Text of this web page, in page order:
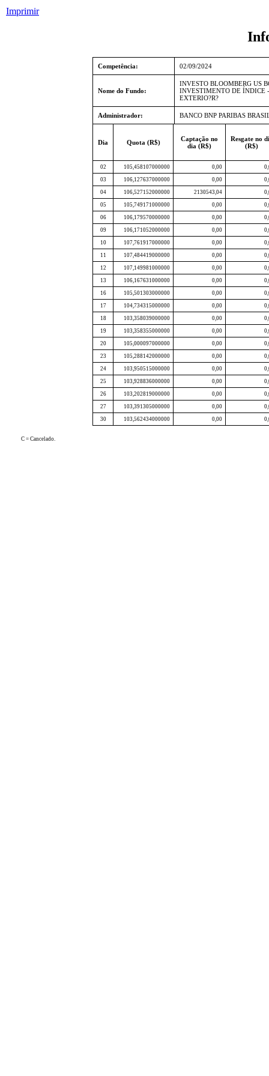
Imprimir
Competência: 02/09/2024
Nome do Fundo:
INVESTO BLOOMBERG US
INVESTIMENTO DE ÍNDICE
EXTERIO?R?
Administrador: BANCO BNP PARIBAS
Dia Quota (R$)
Captação no
dia (R$)
Resgate no
(R$)
02 105,458107000000 0,00
03 106,127637000000 0,00
04 106,527152000000 2130543,04
05 105,749171000000 0,00
06 106,179570000000 0,00
09 106,171052000000 0,00
10 107,761917000000 0,00
11 107,484419000000 0,00
12 107,149981000000 0,00
13 106,167631000000 0,00
16 105,501303000000 0,00
17 104,734315000000 0,00
18 103,358039000000 0,00
19 103,358355000000 0,00
20 105,000097000000 0,00
23 105,288142000000 0,00
24 103,950515000000 0,00
25 103,928836000000 0,00
26 103,202819000000 0,00
27 103,391305000000 0,00
30 103,562434000000 0,00
C = Cancelado.